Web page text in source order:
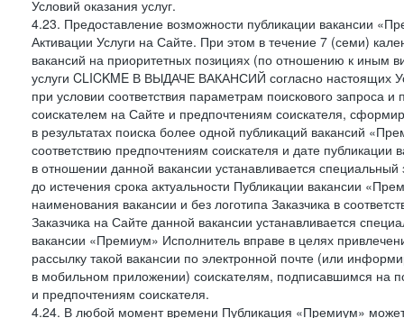
Условий оказания услуг.
4.23. Предоставление возможности публикации вакансии
Активации Услуги на Сайте. При этом в течение 7 (семи)
вакансий на приоритетных позициях (по отношению к иным
услуги CLICKME В ВЫДАЧЕ ВАКАНСИЙ согласно настоящих
при условии соответствия параметрам поискового
соискателем на Сайте и предпочтениям соискателя,
в результатах поиска более одной публикаций вакансий
соответствию предпочтениям соискателя и дате
в отношении данной вакансии устанавливается
до истечения срока актуальности Публикации вакансии
наименования вакансии и без логотипа Заказчика в
Заказчика на Сайте данной вакансии устанавливается
вакансии «Премиум» Исполнитель вправе в целях
рассылку такой вакансии по электронной почте (или
в мобильном приложении) соискателям, подписавшимся на
и предпочтениям соискателя.
4.24. В любой момент времени Публикация «Премиум»